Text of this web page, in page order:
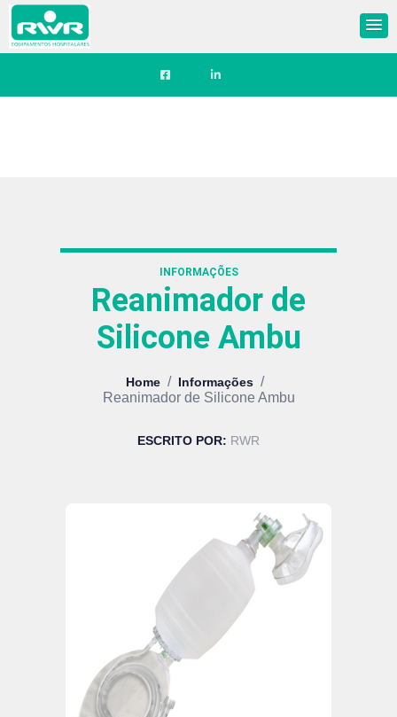
INFORMAÇÕES
Reanimador de
Silicone Ambu
Home / Informações /
Reanimador de Silicone Ambu
ESCRITO POR: RWR